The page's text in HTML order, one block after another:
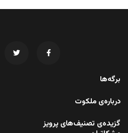
برگه‌ها
درباره‌ی ملکوت
گزیده‌ی تصنیف‌های پرویز